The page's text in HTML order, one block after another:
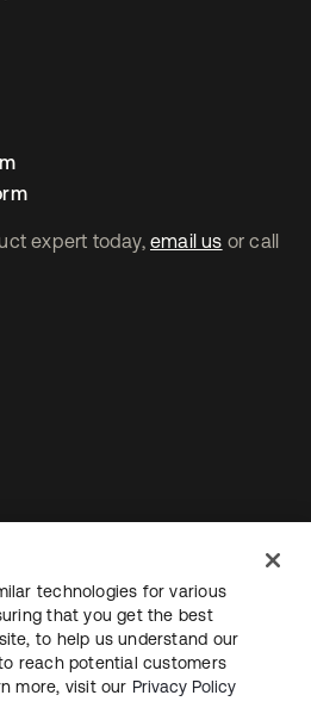
expert today, email us or call
nuevanueva
privacidadTérminos del sitio
de cookies
technologies for various
that you get the best
to help us understand our
reach potential customers
more, visit our Privacy Policy